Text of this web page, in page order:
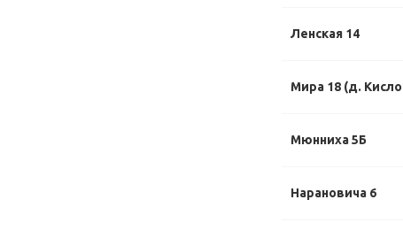
Ленская 14
Мира 18 (д.
Мюнниха 5Б
Нарановича 6